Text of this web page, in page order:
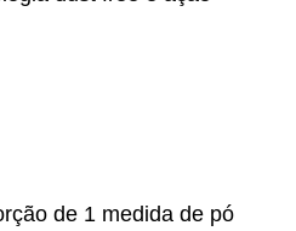
de 1 medida de pó